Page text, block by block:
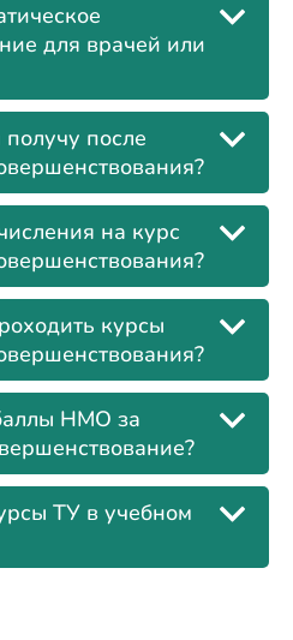
для врачей или
после
на курс
курсы
НМО за
ТУ в учебном